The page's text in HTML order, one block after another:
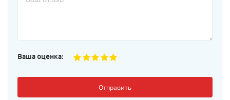
Ваша оценка:
Отправить